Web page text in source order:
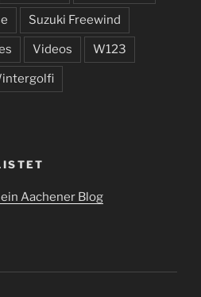
Suzuki Freewind
Videos W123